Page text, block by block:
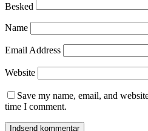
Besked
Name
Email Address
Website
Save my name, email, and
time I comment.